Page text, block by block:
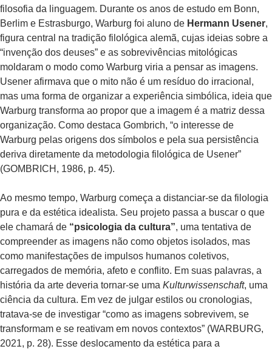
filosofia da linguagem. Durante os anos de estudo em Bonn,
Berlim e Estrasburgo, Warburg foi aluno de Hermann Usener,
figura central na tradição filológica alemã, cujas ideias sobre a
“invenção dos deuses” e as sobrevivências mitológicas
moldaram o modo como Warburg viria a pensar as imagens.
Usener afirmava que o mito não é um resíduo do irracional,
mas uma forma de organizar a experiência simbólica, ideia que
Warburg transforma ao propor que a imagem é a matriz dessa
organização. Como destaca Gombrich, “o interesse de
Warburg pelas origens dos símbolos e pela sua persistência
deriva diretamente da metodologia filológica de Usener”
(GOMBRICH, 1986, p. 45).
Ao mesmo tempo, Warburg começa a distanciar-se da filologia
pura e da estética idealista. Seu projeto passa a buscar o que
ele chamará de “psicologia da cultura”, uma tentativa de
compreender as imagens não como objetos isolados, mas
como manifestações de impulsos humanos coletivos,
carregados de memória, afeto e conflito. Em suas palavras, a
história da arte deveria tornar-se uma Kulturwissenschaft, uma
ciência da cultura. Em vez de julgar estilos ou cronologias,
tratava-se de investigar “como as imagens sobrevivem, se
transformam e se reativam em novos contextos” (WARBURG,
2021, p. 28). Esse deslocamento da estética para a